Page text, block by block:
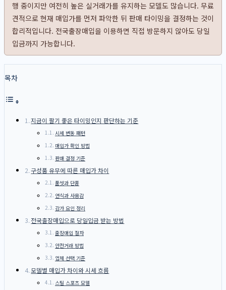
행 중이지만 여전히 높은 실거래가를 유지하는 모델도 많습니다. 무료
견적으로 현재 매입가를 먼저 파악한 뒤 판매 타이밍을 결정하는 것이
합리적입니다. 전국출장매입을 이용하면 직접 방문하지 않아도 당일
입금까지 가능합니다.
목차
지금이 팔기 좋은 타이밍인지 판단하는 기준
시세 변동 패턴
매입가 확인 방법
판매 결정 기준
구성품 유무에 따른 매입가 차이
풀셋과 단품
연식과 사용감
감가 요인 정리
전국출장매입으로 당일입금 받는 방법
출장매입 절차
안전거래 방법
업체 선택 기준
모델별 매입가 차이와 시세 흐름
스틸 스포츠 모델